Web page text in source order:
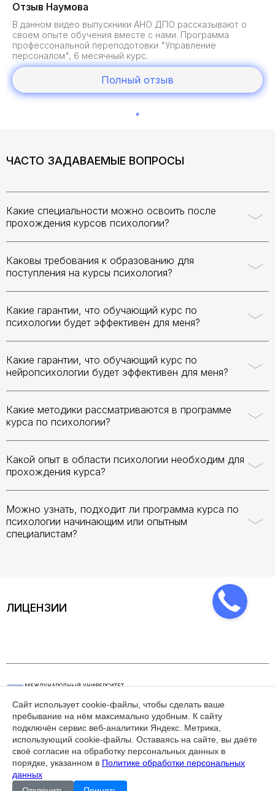
Отзыв Наумова
В данном видео выпускники АНО ДПО рассказывают о
своем опыте обучения вместе с нами. Программа
профессональной переподотовки "Управление
персоналом", 6 месячный курс.
Полный отзыв
ЧАСТО ЗАДАВАЕМЫЕ ВОПРОСЫ
Какие специальности можно освоить после
прохождения курсов психологии?
Каковы требования к образованию для
поступления на курсы психология?
Какие гарантии, что обучающий курс по
психологии будет эффективен для меня?
Какие гарантии, что обучающий курс по
нейропсихологии будет эффективен для меня?
Какие методики рассматриваются в программе
курса по психологии?
Какой опыт в области психологии необходим для
прохождения курса?
Можно узнать, подходит ли программа курса по
психологии начинающим или опытным
специалистам?
ЛИЦЕНЗИИ
МЕЖДУНАРОДНЫЙ УНИВЕРСИТЕТ
КАК СВЯЗАТЬСЯ
+7(495) 626-29-62
da@mueg.ru
РЕЖИМ РАБОТЫ
пн - пт, 10.00 - 17.00
105082 г. Москва,
Спартаковский переулок,
д.2, стр.1
Сайт использует cookie-файлы, чтобы сделать ваше
пребывание на нём максимально удобным. К cайту
подключён сервис веб-аналитики Яндекс. Метрика,
использующий cookie-файлы. Оставаясь на сайте, вы даёте
своё согласие на обработку персональных данных в
порядке, указанном в Политике обработки персональных
данных